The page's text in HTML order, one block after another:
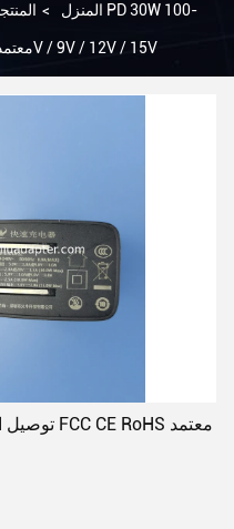
المنزل >
240V توصيل الطاقة FCC CE RoHS معتمد 5V / 9V / 12V / 15V